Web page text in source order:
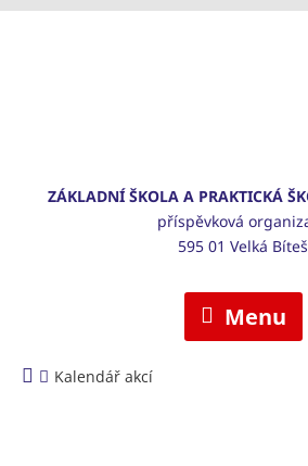
ZÁKLADNÍ ŠKOLA A PRAKTICKÁ
příspěvková
595 01 Velká Bíteš
Menu
Kalendář akcí